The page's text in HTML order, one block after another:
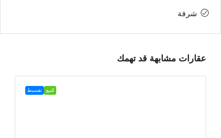
شرفة
عقارات مشابهة قد تهمك
للبيع تقسيط